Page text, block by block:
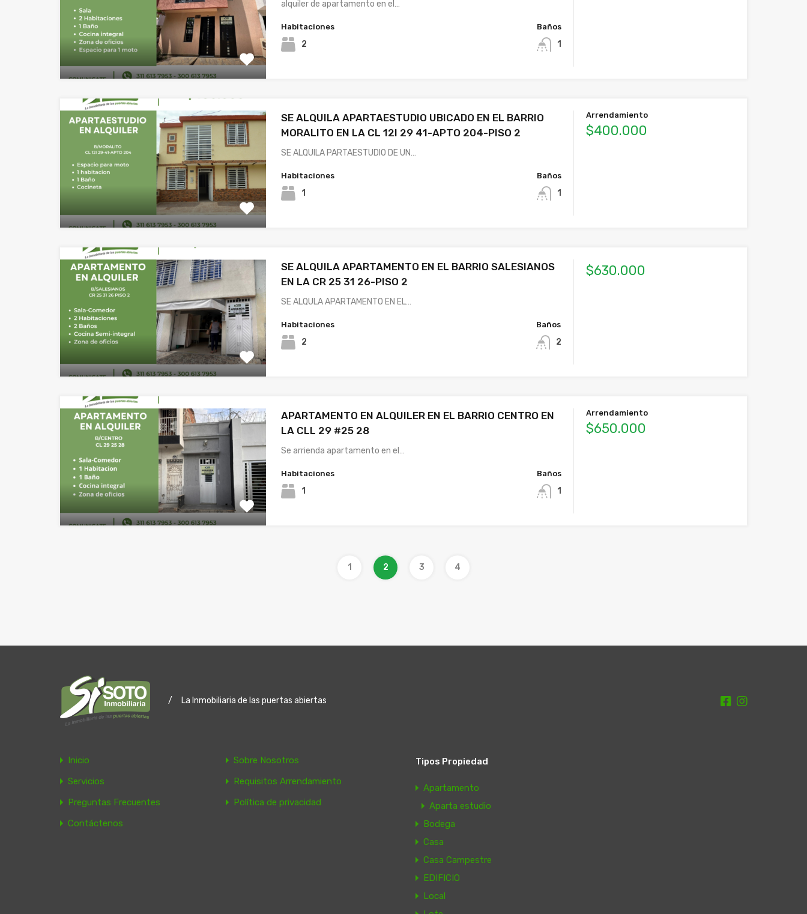
alquiler de apartamento en el…
Habitaciones
2
Baños
1
SE ALQUILA APARTAESTUDIO UBICADO EN EL BARRIO
MORALITO EN LA CL 12I 29 41-APTO 204-PISO 2
SE ALQUILA PARTAESTUDIO DE UN…
Habitaciones
1
Baños
1
Arrendamiento
$400.000
SE ALQUILA APARTAMENTO EN EL BARRIO SALESIANOS
EN LA CR 25 31 26-PISO 2
SE ALQULA APARTAMENTO EN EL…
Habitaciones
2
Baños
2
$630.000
APARTAMENTO EN ALQUILER EN EL BARRIO CENTRO EN
LA CLL 29 #25 28
Se arrienda apartamento en el…
Habitaciones
1
Baños
1
Arrendamiento
$650.000
1 2 3 4
/ La Inmobiliaria de las puertas abiertas
Inicio
Sobre Nosotros
Servicios
Requisitos Arrendamiento
Preguntas Frecuentes
Política de privacidad
Contáctenos
Tipos Propiedad
Apartamento
Aparta estudio
Bodega
Casa
Casa Campestre
EDIFICIO
Local